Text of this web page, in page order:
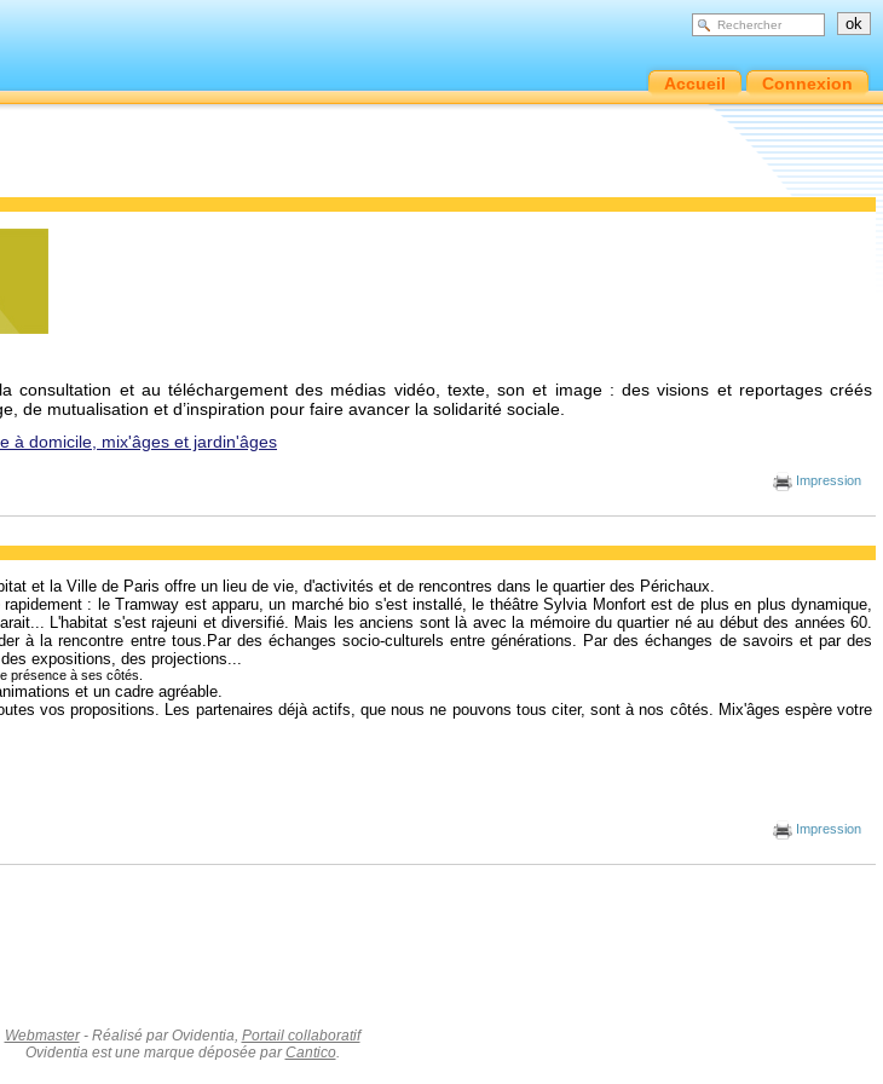
Accueil Connexion
consultation et au téléchargement des médias vidéo, texte, son et image : des visions et reportages créés
de mutualisation et d’inspiration pour faire avancer la solidarité sociale.
à domicile, mix'âges et jardin'âges
Impression
et la Ville de Paris offre un lieu de vie, d'activités et de rencontres dans le quartier des Périchaux.
: le Tramway est apparu, un marché bio s'est installé, le théâtre Sylvia Monfort est de plus en plus dynamique,
L'habitat s'est rajeuni et diversifié. Mais les anciens sont là avec la mémoire du quartier né au début des années 60.
à la rencontre entre tous.Par des échanges socio-culturels entre générations. Par des échanges de savoirs et par des
expositions, des projections...
présence à ses côtés.
et un cadre agréable.
vos propositions. Les partenaires déjà actifs, que nous ne pouvons tous citer, sont à nos côtés. Mix'âges espère votre
Impression
Webmaster- Réalisé par Ovidentia, Portail collaboratif
Ovidentia est une marque déposée parCantico.